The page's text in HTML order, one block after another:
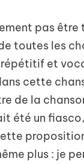
pas
toutes les
et
cette
de la
été un
plus : je